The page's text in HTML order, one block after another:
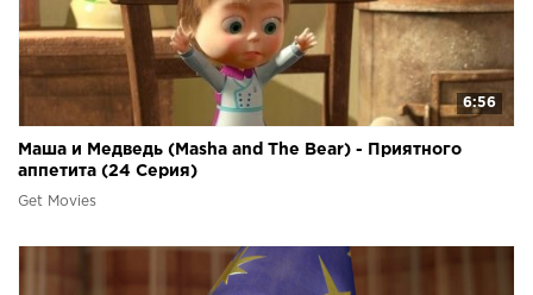
6:56
Маша и Медведь (Masha and The Bear) - Приятного
аппетита (24 Серия)
Get Movies